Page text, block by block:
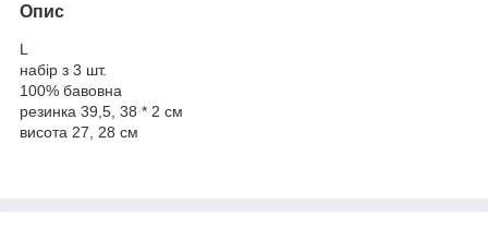
Опис
L
набір з 3 шт.
100% бавовна
резинка 39,5, 38 * 2 см
висота 27, 28 см